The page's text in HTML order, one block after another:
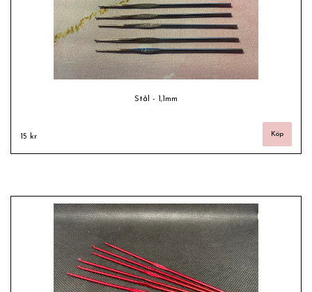
Stål - 1,1mm
15 kr